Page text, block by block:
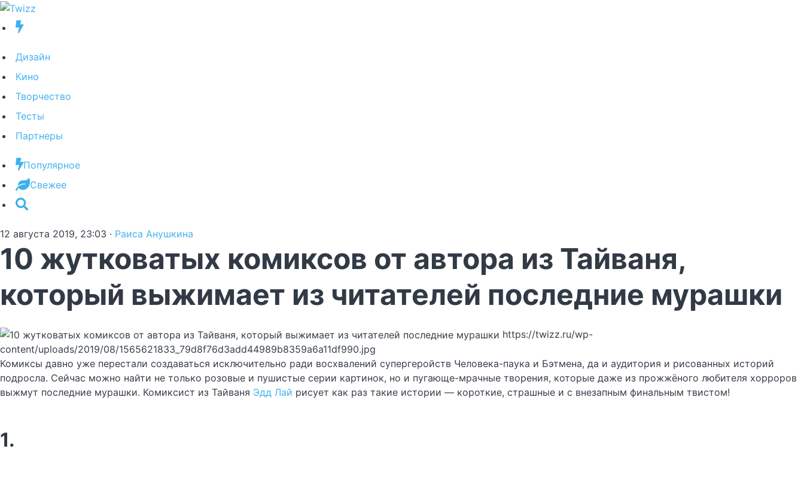
Дизайн
Кино
Творчество
Тесты
Партнеры
Популярное
Свежее
12 августа 2019, 23:03 · Раиса Анушкина
10 жутковатых комиксов от автора из Тайваня,
который выжимает из читателей последние мурашки
https://twizz.ru/wp-
content/uploads/2019/08/1565621833_79d8f76d3add44989b8359a6a11df990.jpg
Комиксы давно уже перестали создаваться исключительно ради восхвалений супергеройств Человека-паука и Бэтмена, да и аудитория и рисованных историй
подросла. Сейчас можно найти не только розовые и пушистые серии картинок, но и пугающе-мрачные творения, которые даже из прожжёного любителя хорроров
выжмут последние мурашки. Комиксист из Тайваня Эдд Лай рисует как раз такие истории — короткие, страшные и с внезапным финальным твистом!
1.